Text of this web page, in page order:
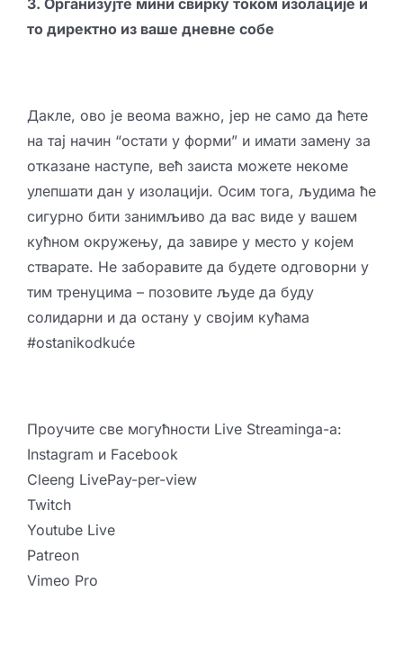
то директно из ваше дневне собе
Дакле, ово је веома важно, јер не само да ћете
на тај начин “остати у форми” и имати замену за
отказане наступе, већ заиста можете некоме
улепшати дан у изолацији. Осим тога, људима ће
сигурно бити занимљиво да вас виде у вашем
кућном окружењу, да завире у место у којем
стварате. Не заборавите да будете одговорни у
тим тренуцима – позовите људе да буду
солидарни и да остану у својим кућама
#ostanikodkuće
Проучите све могућности Live Streaminga-а:
Instagram и Facebook
Cleeng LivePay-per-view
Twitch
Youtube Live
Patreon
Vimeo Pro